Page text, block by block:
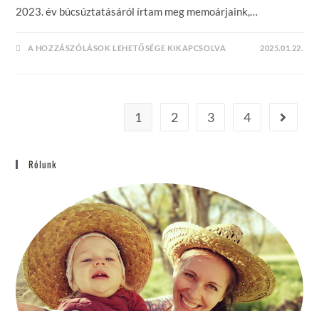
2023. év búcsúztatásáról írtam meg memoárjaink,…
ÚJRA
A HOZZÁSZÓLÁSOK LEHETŐSÉGE KIKAPCSOLVA 2025.01.22.
1 2 3 4 Go to
Rólunk